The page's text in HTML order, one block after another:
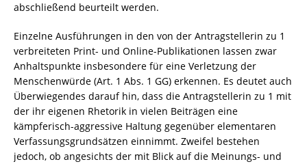
abschließend beurteilt werden.
Einzelne Ausführungen in den von der Antragstellerin zu 1
verbreiteten Print- und Online-Publikationen lassen zwar
Anhaltspunkte insbesondere für eine Verletzung der
Menschenwürde (Art. 1 Abs. 1 GG) erkennen. Es deutet auch
Überwiegendes darauf hin, dass die Antragstellerin zu 1 mit
der ihr eigenen Rhetorik in vielen Beiträgen eine
kämpferisch-aggressive Haltung gegenüber elementaren
Verfassungsgrundsätzen einnimmt. Zweifel bestehen
jedoch, ob angesichts der mit Blick auf die Meinungs- und